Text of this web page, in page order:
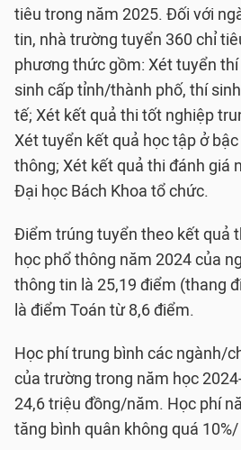
tiêu trong năm 2025. Đối với
tin, nhà trường tuyển 360 chỉ
phương thức gồm: Xét tuyển
sinh cấp tỉnh/thành phố, thí
tế; Xét kết quả thi tốt nghiệp
Xét tuyển kết quả học tập ở
thông; Xét kết quả thi đánh giá
Đại học Bách Khoa tổ chức.
Điểm trúng tuyển theo kết quả
học phổ thông năm 2024 của
thông tin là 25,19 điểm (thang
là điểm Toán từ 8,6 điểm.
Học phí trung bình các ngành/
của trường trong năm học
24,6 triệu đồng/năm. Học phí
tăng bình quân không quá